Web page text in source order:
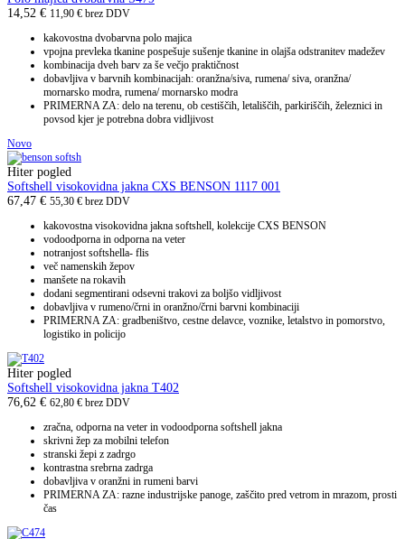
14,52 € 11,90 € brez DDV
kakovostna dvobarvna polo majica
vpojna prevleka tkanine pospešuje sušenje tkanine in olajša odstranitev madežev
kombinacija dveh barv za še večjo praktičnost
dobavljiva v barvnih kombinacijah: oranžna/siva, rumena/ siva, oranžna/
mornarsko modra, rumena/ mornarsko modra
PRIMERNA ZA: delo na terenu, ob cestiščih, letališčih, parkiriščih, železnici in
povsod kjer je potrebna dobra vidljivost
Novo
Hiter pogled
Softshell visokovidna jakna CXS BENSON 1117 001
67,47 € 55,30 € brez DDV
kakovostna visokovidna jakna softshell, kolekcije CXS BENSON
vodoodporna in odporna na veter
notranjost softshella- flis
več namenskih žepov
manšete na rokavih
dodani segmentirani odsevni trakovi za boljšo vidljivost
dobavljiva v rumeno/črni in oranžno/črni barvni kombinaciji
PRIMERNA ZA: gradbeništvo, cestne delavce, voznike, letalstvo in pomorstvo,
logistiko in policijo
Hiter pogled
Softshell visokovidna jakna T402
76,62 € 62,80 € brez DDV
zračna, odporna na veter in vodoodporna softshell jakna
skrivni žep za mobilni telefon
stranski žepi z zadrgo
kontrastna srebrna zadrga
dobavljiva v oranžni in rumeni barvi
PRIMERNA ZA: razne industrijske panoge, zaščito pred vetrom in mrazom, prosti
čas